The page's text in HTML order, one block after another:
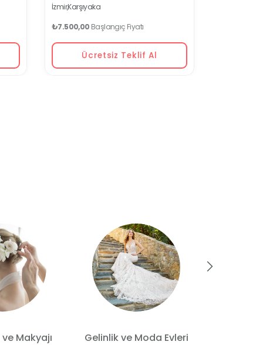
İzmir,Karşıyaka
₺7.500,00 Başlangıç Fiyatı
Ücretsiz Teklif Al
Makyajı Gelinlik ve Moda Evleri